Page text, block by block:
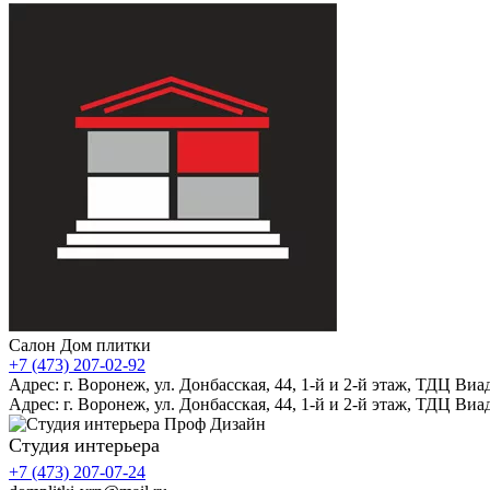
Салон Дом плитки
+7 (473) 207-02-92
Адрес: г. Воронеж, ул. Донбасская, 44, 1-й и 2-й этаж, ТДЦ
Адрес: г. Воронеж, ул. Донбасская, 44, 1-й и 2-й этаж, ТДЦ
Студия интерьера
+7 (473) 207-07-24